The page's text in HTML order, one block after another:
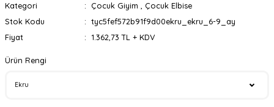
Kategori Çocuk Giyim
Çocuk Elbise
Stok Kodu
tyc5fef572b91f9d00ekru_ekru_6-9_ay
Fiyat
1.362,73 TL + KDV
Ürün Rengi